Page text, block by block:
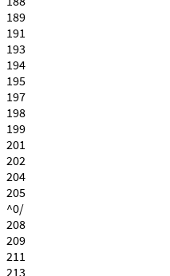
189
191
193
194
195
197
198
199
201
202
204
205
^0/
208
209
211
213